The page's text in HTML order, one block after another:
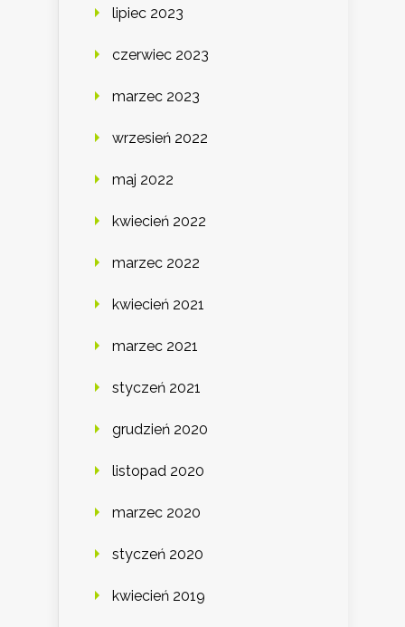
lipiec 2023
czerwiec 2023
marzec 2023
wrzesień 2022
maj 2022
kwiecień 2022
marzec 2022
kwiecień 2021
marzec 2021
styczeń 2021
grudzień 2020
listopad 2020
marzec 2020
styczeń 2020
kwiecień 2019